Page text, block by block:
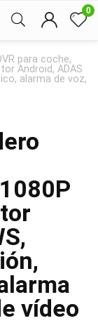
0
para coche,
Android, ADAS
alarma de voz,
vídeo